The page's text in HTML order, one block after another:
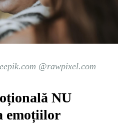
@rawpixel.com
NU
emoțiilor